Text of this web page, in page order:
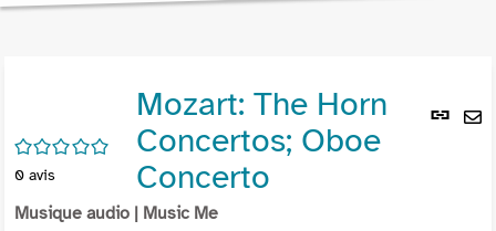
Lien
/5
0 avis
Mozart: The Horn
Concertos; Oboe
Concerto
Musique audio | Music Me